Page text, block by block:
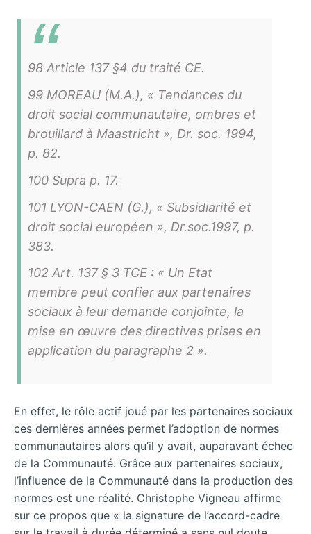
98 Article 137 §4 du traité CE.
99 MOREAU (M.A.), « Tendances du
droit social communautaire, ombres et
brouillard à Maastricht », Dr. soc. 1994,
p. 82.
100 Supra p. 17.
101 LYON-CAEN (G.), « Subsidiarité et
droit social européen », Dr.soc.1997, p.
383.
102 Art. 137 § 3 TCE : « Un Etat
membre peut confier aux partenaires
sociaux à leur demande conjointe, la
mise en œuvre des directives prises en
application du paragraphe 2 ».
En effet, le rôle actif joué par les partenaires sociaux
ces dernières années permet l’adoption de normes
communautaires alors qu’il y avait, auparavant échec
de la Communauté. Grâce aux partenaires sociaux,
l’influence de la Communauté dans la production des
normes est une réalité. Christophe Vigneau affirme
sur ce propos que « la signature de l’accord-cadre